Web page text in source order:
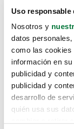
Uso responsable
Nosotros y
datos
como las cookies
información en
publicidad y
publicidad y
desarrollo de
quién usa sus
Lo
te
Pero puedes
buscando en